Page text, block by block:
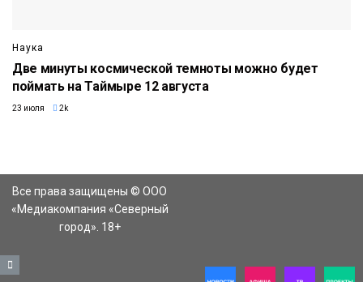
Наука
Две минуты космической темноты можно будет
поймать на Таймыре 12 августа
23 июля 2k
Все права защищены © ООО
«Медиакомпания «Северный
город». 18+